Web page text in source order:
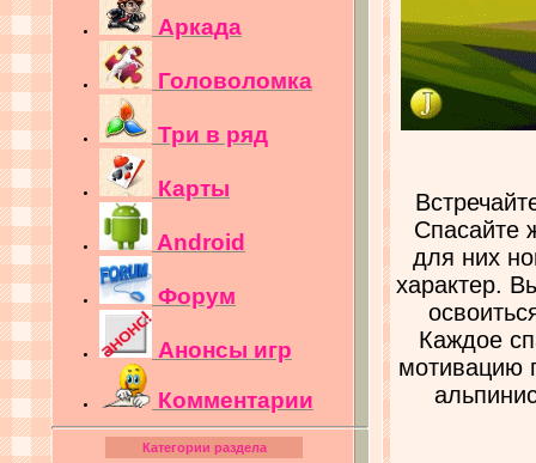
Аркада
Головоломка
Три в ряд
Карты
Android
Форум
Анонсы игр
Комментарии
Категории раздела
Спасайте
для них
характер.
Каждое
мотивацию